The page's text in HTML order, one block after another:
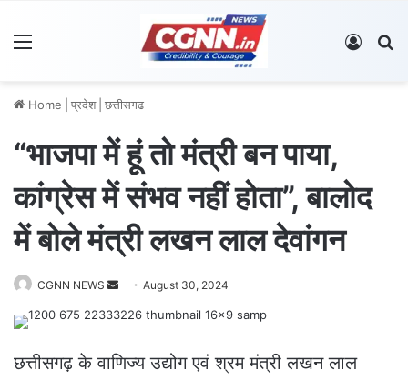
Log In
Home प्रदेश छत्तीसगढ
“भाजपा में हूं तो मंत्री बन पाया,
कांग्रेस में संभव नहीं होता”, बालोद
में बोले मंत्री लखन लाल देवांगन
CGNN NEWS
e
d
a
August 30, 2024
छत्तीसगढ़ के वाणिज्य उद्योग एवं श्रम मंत्री लखन लाल